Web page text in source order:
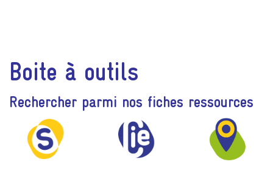
Boite à outils
Rechercher parmi nos fiches ressources